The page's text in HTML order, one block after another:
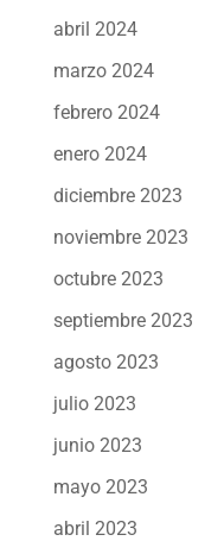
abril 2024
marzo 2024
febrero 2024
enero 2024
diciembre 2023
noviembre 2023
octubre 2023
septiembre 2023
agosto 2023
julio 2023
junio 2023
mayo 2023
abril 2023